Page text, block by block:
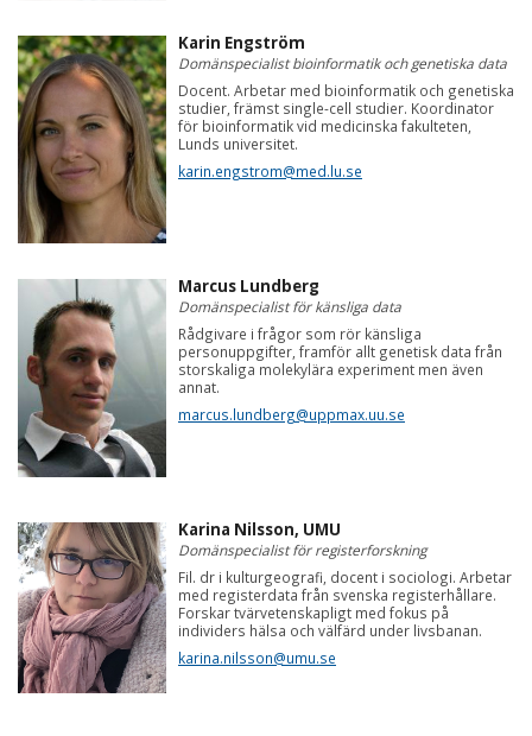
Karin Engström
Domänspecialist bioinformatik och genetiska data
Docent. Arbetar med bioinformatik och genetiska
studier, främst single-cell studier. Koordinator
för bioinformatik vid medicinska fakulteten,
Lunds universitet.
karin.engstrom@med.lu.se
Marcus Lundberg
Domänspecialist för känsliga data
Rådgivare i frågor som rör känsliga
personuppgifter, framför allt genetisk data från
storskaliga molekylära experiment men även
annat.
marcus.lundberg@uppmax.uu.se
Karina Nilsson, UMU
Domänspecialist för registerforskning
Fil. dr i kulturgeografi, docent i sociologi. Arbetar
med registerdata från svenska registerhållare.
Forskar tvärvetenskapligt med fokus på
individers hälsa och välfärd under livsbanan.
karina.nilsson@umu.se